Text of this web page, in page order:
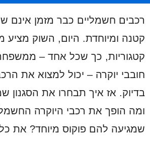
רכבים חשמליים כבר מזמן אינם
קטנה ומיוחדת. היום, השוק מציע
קטגוריות, כך שכל אחד –
חובבי יוקרה – יכול למצוא את
בדיוק. אז איך תבחרו את הסגנון
ומה הופך את רכבי היוקרה
שמגיעה להם פוקוס מיוחד? את